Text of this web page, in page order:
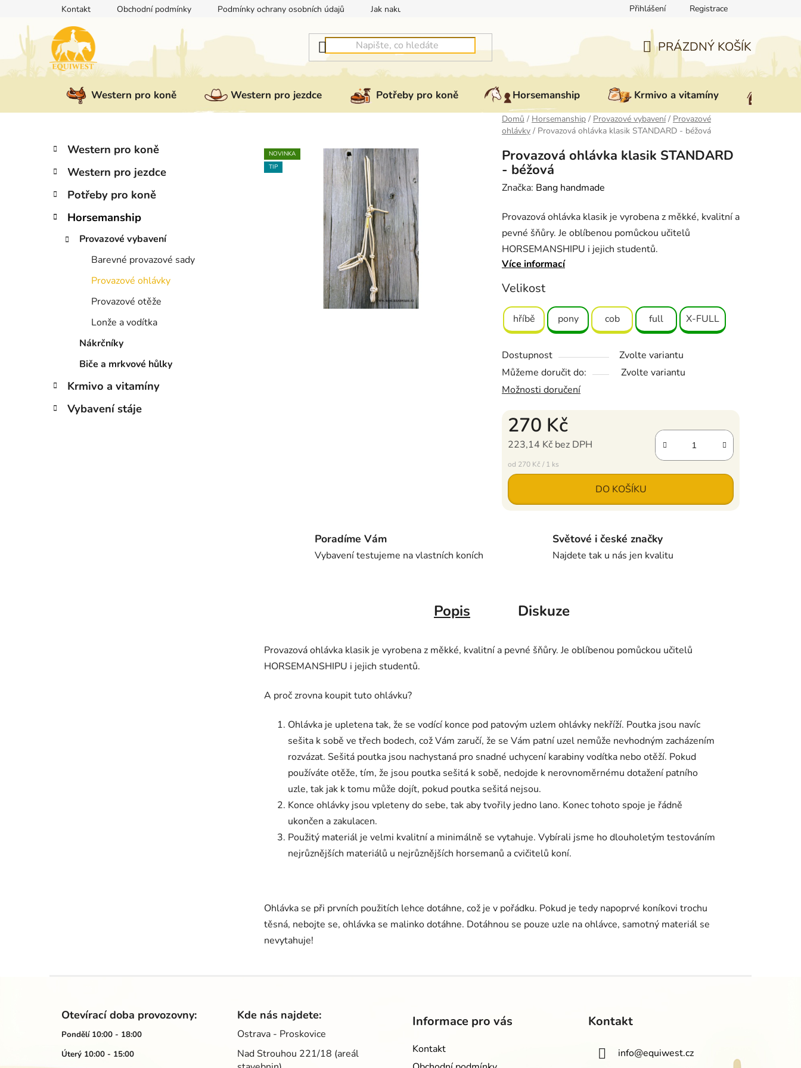
obsah
Kontakt Obchodní podmínky Podmínky ochrany osobních údajů Jak nakupovat Reklamace Doprava a platba
Přihlášení Registrace
NÁKUPNÍ
KOŠÍK
PRÁZDNÝ KOŠÍK
Western pro koně Western pro jezdce Potřeby pro koně Horsemanship Krmivo a vitamíny
Domů / Horsemanship / Provazové vybavení / Provazové
ohlávky / Provazová ohlávka klasik STANDARD - béžová
P
s
t
a
Přeskočit
kategorie
K
a
g
Western pro koně
Western pro jezdce
Potřeby pro koně
Horsemanship
Provazové vybavení
Barevné provazové sady
Provazové ohlávky
Provazové otěže
Lonže a vodítka
Nákrčníky
Biče a mrkvové hůlky
Krmivo a vitamíny
Vybavení stáje
Provazová ohlávka klasik STANDARD
- béžová
Značka: Bang handmade
Provazová ohlávka klasik je vyrobena z měkké, kvalitní a
pevné šňůry. Je oblíbenou pomůckou učitelů
HORSEMANSHIPU i jejich studentů.
Více informací
Velikost
hříbě pony cob full X-FULL
Dostupnost
Zvolte variantu
Můžeme doručit do:
Zvolte variantu
Možnosti doručení
270 Kč
223,14 Kč bez DPH
Měrná cena:
od 270 Kč / 1 ks
DO KOŠÍKU
NOVINKA
TIP
Poradíme Vám
Vybavení testujeme na vlastních koních
Světové i české značky
Najdete tak u nás jen kvalitu
Popis Diskuze
Provazová ohlávka klasik je vyrobena z měkké, kvalitní a pevné šňůry. Je oblíbenou pomůckou učitelů
HORSEMANSHIPU i jejich studentů.
A proč zrovna koupit tuto ohlávku?
Ohlávka je upletena tak, že se vodící konce pod patovým uzlem ohlávky nekříží. Poutka jsou navíc
sešita k sobě ve třech bodech, což Vám zaručí, že se Vám patní uzel nemůže nevhodným zacházením
rozvázat. Sešitá poutka jsou nachystaná pro snadné uchycení karabiny vodítka nebo otěží. Pokud
používáte otěže, tím, že jsou poutka sešitá k sobě, nedojde k nerovnoměrnému dotažení patního
uzle, tak jak k tomu může dojít, pokud poutka sešitá nejsou.
Konce ohlávky jsou vpleteny do sebe, tak aby tvořily jedno lano. Konec tohoto spoje je řádně
ukončen a zakulacen.
Použitý materiál je velmi kvalitní a minimálně se vytahuje. Vybírali jsme ho dlouholetým testováním
nejrůznějších materiálů u nejrůznějších horsemanů a cvičitelů koní.
Ohlávka se při prvních použitích lehce dotáhne, což je v pořádku. Pokud je tedy napoprvé koníkovi trochu
těsná, nebojte se, ohlávka se malinko dotáhne. Dotáhnou se pouze uzle na ohlávce, samotný materiál se
nevytahuje!
Otevírací doba provozovny:
Pondělí 10:00 - 18:00
Úterý 10:00 - 15:00
Kde nás najdete:
Ostrava - Proskovice
Nad Strouhou 221/18 (areál
Informace pro vás
Kontakt
Kontakt
info@equiwest.cz